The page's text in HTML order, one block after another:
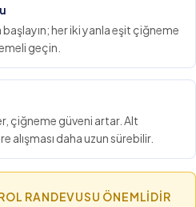
her iki yanla eşit çiğneme
geçin.
çiğneme güveni artar. Alt
daha uzun sürebilir.
RANDEVUSU ÖNEMLIDIR